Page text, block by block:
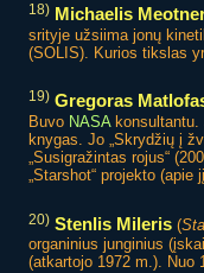
18) Michaelis
srityje užsiima jonų
(SOLIS). Kurios tikslas
19) Gregoras
Buvo NASAkonsultantu.
knygas. Jo „Skrydžių į
„Susigražintas rojus“
„Starshot“ projekto (apie
20) Stenlis Mileris (
organinius junginius
(atkartojo 1972 m.). Nuo